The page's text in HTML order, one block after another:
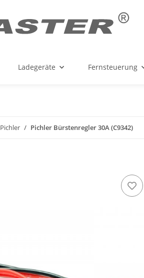
Ladegeräte Fernsteuerung
Pichler Pichler Bürstenregler 30A (C9342)